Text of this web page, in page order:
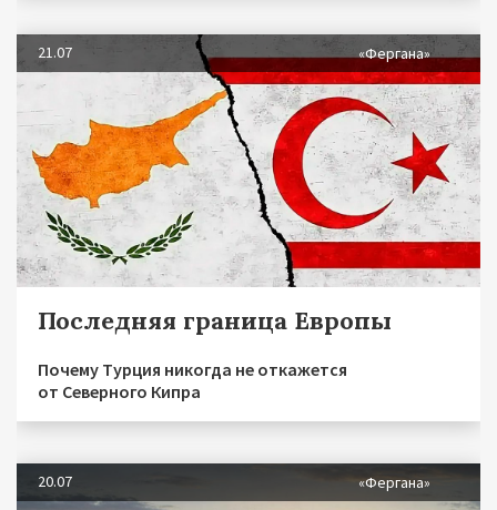
21.07 «Фергана»
Последняя граница Европы
Почему Турция никогда не откажется
от Северного Кипра
20.07 «Фергана»